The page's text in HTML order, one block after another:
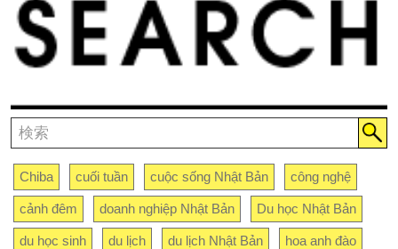
Chiba cuối tuần cuộc sống Nhật Bản công nghệ
cảnh đêm doanh nghiệp Nhật Bản Du học Nhật Bản
du học sinh du lịch du lịch Nhật Bản hoa anh đào